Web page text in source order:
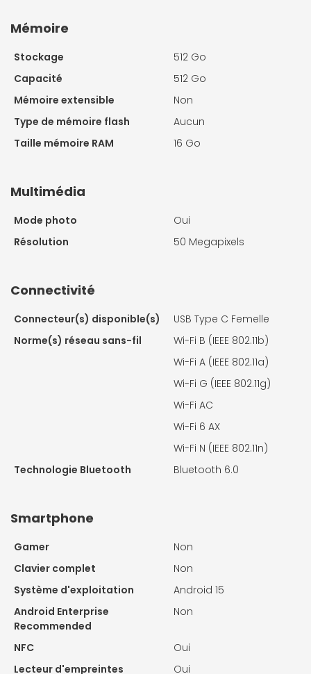
Mémoire
Stockage
512 Go
Capacité
512 Go
Mémoire extensible
Non
Type de mémoire flash
Aucun
Taille mémoire RAM
16 Go
Multimédia
Mode photo
Oui
Résolution
50 Megapixels
Connectivité
Connecteur(s) disponible(s)
USB Type C Femelle
Norme(s) réseau sans-fil
Wi-Fi B (IEEE 802.11b)
Wi-Fi A (IEEE 802.11a)
Wi-Fi G (IEEE 802.11g)
Wi-Fi AC
Wi-Fi 6 AX
Wi-Fi N (IEEE 802.11n)
Technologie Bluetooth
Bluetooth 6.0
Smartphone
Gamer
Non
Clavier complet
Non
Système d'exploitation
Android 15
Android Enterprise
Recommended
Non
NFC
Oui
Lecteur d'empreintes
Oui